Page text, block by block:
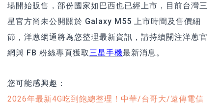
場開始販售，部份國家如巴西也已經上市，目前台灣三
星官方尚未公開關於 Galaxy M55 上市時間及售價細
節，洋蔥網通將為您整理最新資訊，請持續關注洋蔥官
網與 FB 粉絲專頁獲取 三星手機最新消息。
您可能感興趣：
2026年最新4G吃到飽總整理！中華/台哥大/遠傳電信